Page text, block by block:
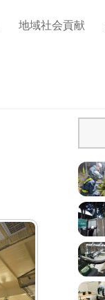
地域社会貢献